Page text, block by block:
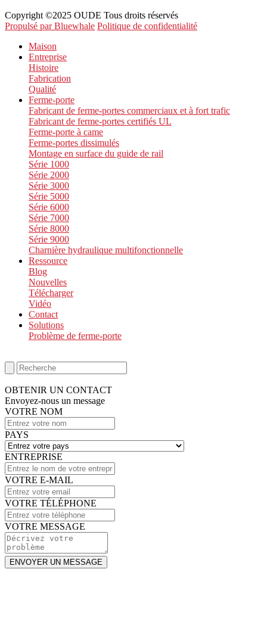
Copyright ©2025 OUDE Tous droits réservés
Propulsé par Bluewhale Politique de confidentialité
Maison
Entreprise
Histoire
Fabrication
Qualité
Ferme-porte
Fabricant de ferme-portes commerciaux et à fort trafic
Fabricant de ferme-portes certifiés UL
Ferme-porte à came
Ferme-portes dissimulés
Montage en surface du guide de rail
Série 1000
Série 2000
Série 3000
Série 5000
Série 6000
Série 7000
Série 8000
Série 9000
Charnière hydraulique multifonctionnelle
Ressource
Blog
Nouvelles
Télécharger
Vidéo
Contact
Solutions
Problème de ferme-porte
OBTENIR UN CONTACT
Envoyez-nous un message
VOTRE NOM
PAYS
ENTREPRISE
VOTRE E-MAIL
VOTRE TÉLÉPHONE
VOTRE MESSAGE
ENVOYER UN MESSAGE